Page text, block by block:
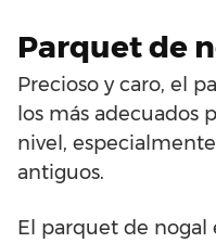
Parquet de
Precioso y caro, el
los más adecuados
nivel,
antiguos.
El parquet de nogal